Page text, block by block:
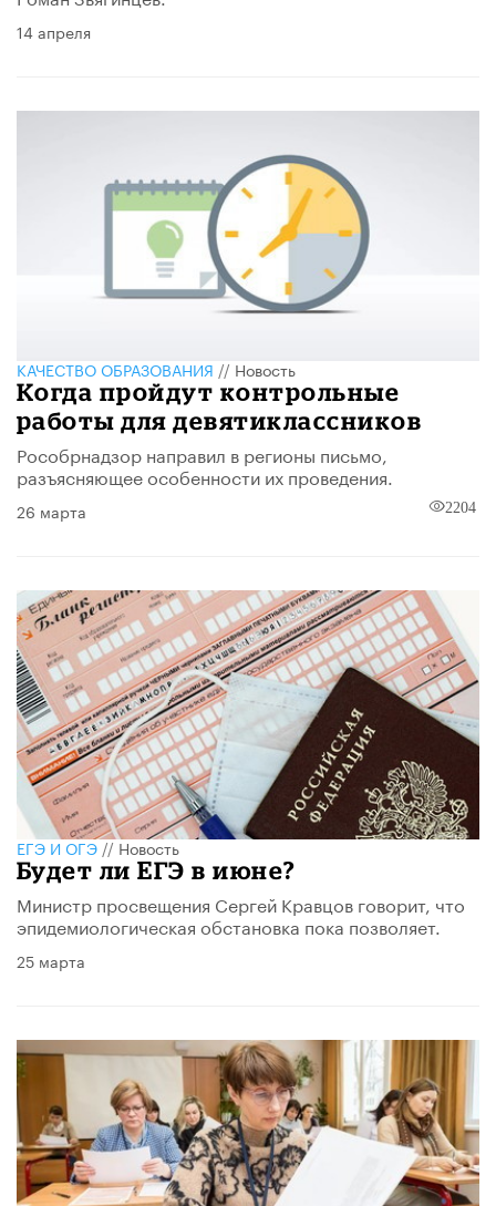
14 апреля
КАЧЕСТВО ОБРАЗОВАНИЯ // Новость
Когда пройдут контрольные
работы для девятиклассников
Рособрнадзор направил в регионы письмо,
разъясняющее особенности их проведения.
26 марта 2204
ЕГЭ И ОГЭ//Новость
Будет ли ЕГЭ в июне?
Министр просвещения Сергей Кравцов говорит, что
эпидемиологическая обстановка пока позволяет.
25 марта